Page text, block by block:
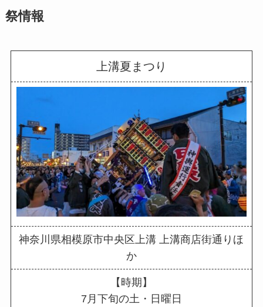
祭情報
上溝夏まつり
神奈川県相模原市中央区上溝 上溝商店街通りほ
か
【時期】
7月下旬の土・日曜日